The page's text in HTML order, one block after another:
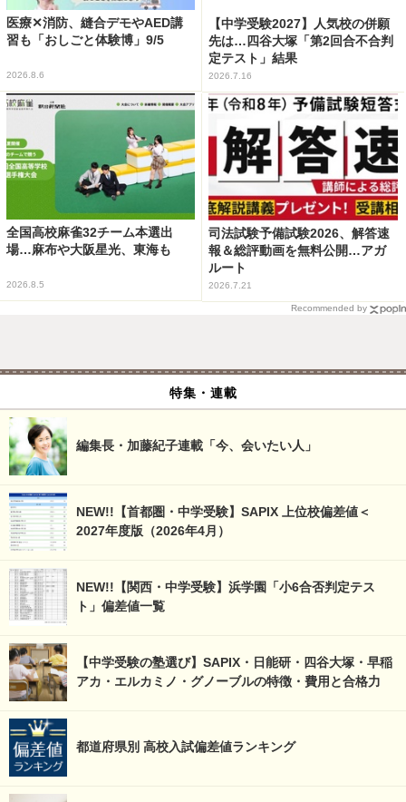
医療✕消防、縫合デモやAED講
習も「おしごと体験博」9/5
2026.8.6
【中学受験2027】人気校の併願
先は…四谷大塚「第2回合不合判
定テスト」結果
2026.7.16
全国高校麻雀32チーム本選出
場…麻布や大阪星光、東海も
2026.8.5
司法試験予備試験2026、解答速
報＆総評動画を無料公開…アガ
ルート
2026.7.21
Recommended by
特集・連載
編集長・加藤紀子連載「今、会いたい人」
NEW!!【首都圏・中学受験】SAPIX 上位校偏差値＜
2027年度版（2026年4月）
NEW!!【関西・中学受験】浜学園「小6合否判定テス
ト」偏差値一覧
【中学受験の塾選び】SAPIX・日能研・四谷大塚・早稲
アカ・エルカミノ・グノーブルの特徴・費用と合格力
都道府県別 高校入試偏差値ランキング